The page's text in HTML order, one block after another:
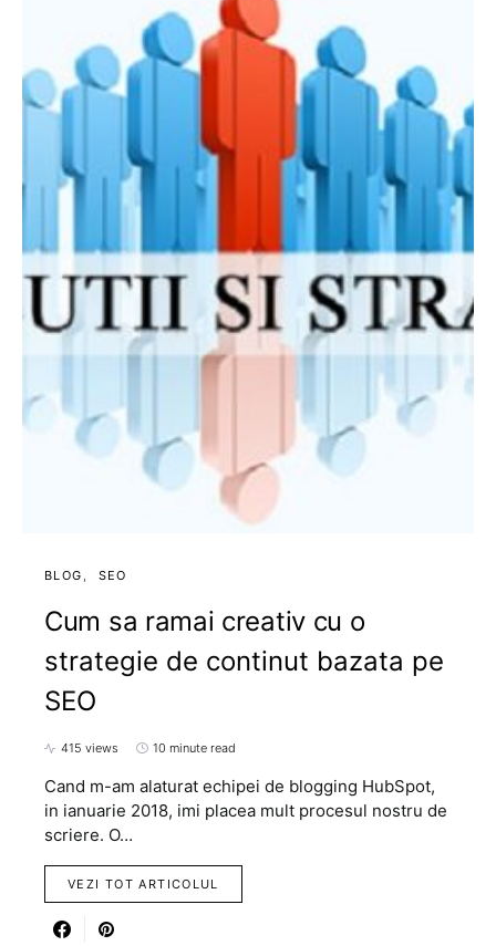
BLOG SEO
Cum sa ramai creativ cu o
strategie de continut bazata pe
SEO
415 views 10 minute read
Cand m-am alaturat echipei de blogging HubSpot,
in ianuarie 2018, imi placea mult procesul nostru de
scriere. O…
VEZI TOT ARTICOLUL